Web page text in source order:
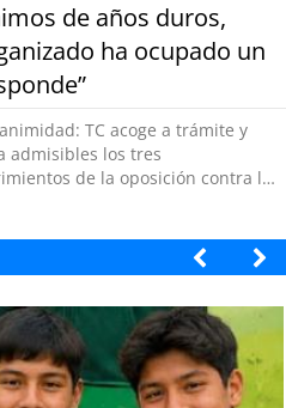
de años duros,
ha ocupado un
TC acoge a trámite y
admisibles los tres
de la oposición contra la